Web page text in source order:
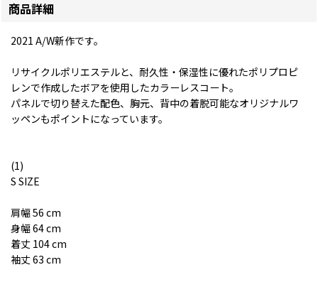
商品詳細
2021 A/W新作です。
リサイクルポリエステルと、耐久性・保湿性に優れたポリプロピ
レンで作成したボアを使用したカラーレスコート。
パネルで切り替えた配色、胸元、背中の着脱可能なオリジナルワ
ッペンもポイントになっています。
(1)
S SIZE
肩幅 56 cm
身幅 64 cm
着丈 104 cm
袖丈 63 cm